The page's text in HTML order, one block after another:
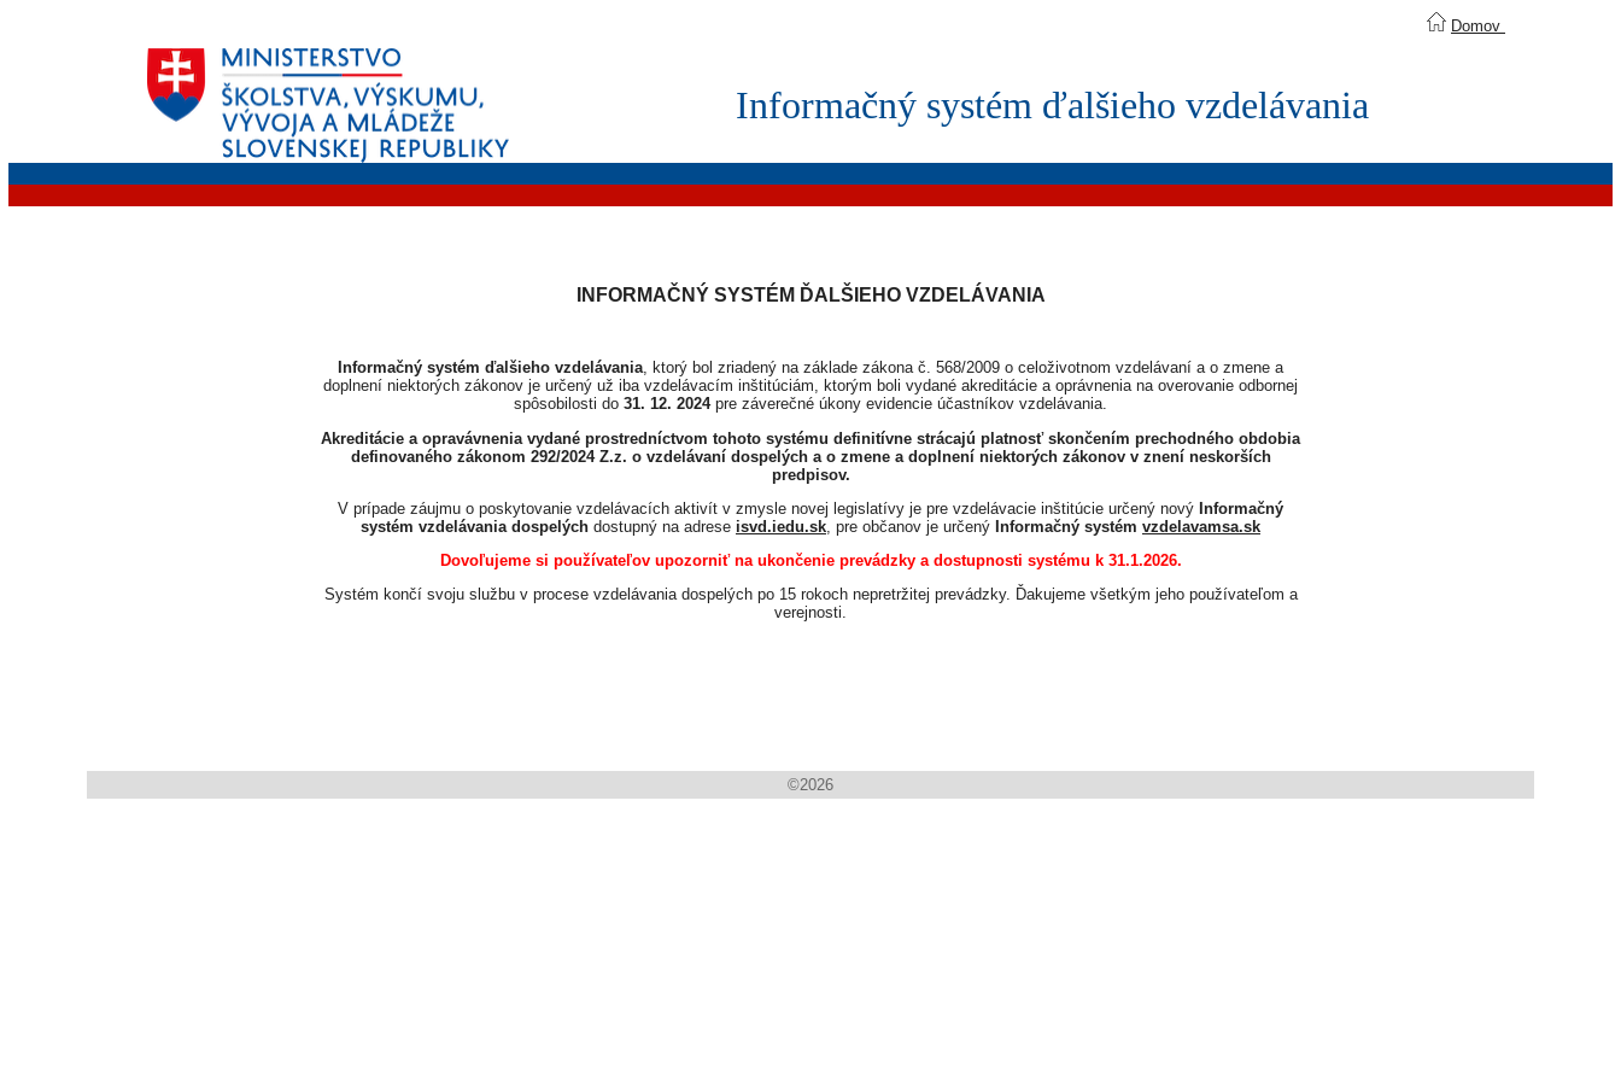
Domov
Informačný systém ďalšieho vzdelávania
INFORMAČNÝ SYSTÉM ĎALŠIEHO VZDELÁVANIA
Informačný systém ďalšieho vzdelávania, ktorý bol zriadený na základe zákona č. 568/2009 o celoživotnom vzdelávaní a o zmene a
doplnení niektorých zákonov je určený už iba vzdelávacím inštitúciám, ktorým boli vydané akreditácie a oprávnenia na overovanie odbornej
spôsobilosti do 31. 12. 2024pre záverečné úkony evidencie účastníkov vzdelávania.
Akreditácie a opravávnenia vydané prostredníctvom tohoto systému definitívne strácajú platnosť skončením prechodného obdobia
definovaného zákonom 292/2024 Z.z. o vzdelávaní dospelých a o zmene a doplnení niektorých zákonov v znení neskorších
predpisov.
V prípade záujmu o poskytovanie vzdelávacích aktivít v zmysle novej legislatívy je pre vzdelávacie inštitúcie určený nový Informačný
systém vzdelávania dospelých dostupný na adrese isvd.iedu.sk , pre občanov je určený Informačný systém vzdelavamsa.sk
Dovoľujeme si používateľov upozorniť na ukončenie prevádzky a dostupnosti systému k 31.1.2026.
Systém končí svoju službu v procese vzdelávania dospelých po 15 rokoch nepretržitej prevádzky. Ďakujeme všetkým jeho používateľom a
verejnosti.
©2026